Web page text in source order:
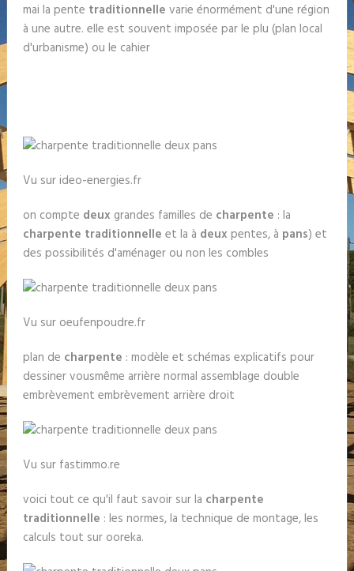
mai la pente traditionnelle varie énormément d'une région
à une autre. elle est souvent imposée par le plu (plan local
d'urbanisme) ou le cahier
Vu sur ideo-energies.fr
on compte deux grandes familles de charpente : la
charpente traditionnelle et la à deux pentes, à pans) et
des possibilités d'aménager ou non les combles
Vu sur oeufenpoudre.fr
plan de charpente : modèle et schémas explicatifs pour
dessiner vousmême arrière normal assemblage double
embrèvement embrèvement arrière droit
Vu sur fastimmo.re
voici tout ce qu'il faut savoir sur la charpente
traditionnelle : les normes, la technique de montage, les
calculs tout sur ooreka.